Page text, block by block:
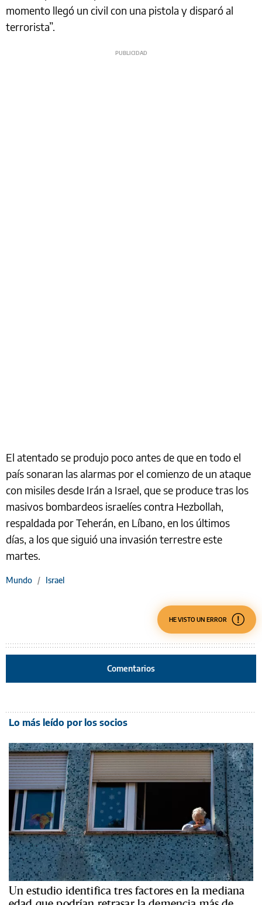
momento llegó un civil con una pistola y disparó al
terrorista”.
El atentado se produjo poco antes de que en todo el
país sonaran las alarmas por el comienzo de un ataque
con misiles desde Irán a Israel, que se produce tras los
masivos bombardeos israelíes contra Hezbollah,
respaldada por Teherán, en Líbano, en los últimos
días, a los que siguió una invasión terrestre este
martes.
Mundo / Israel
HE VISTO UN ERROR
Comentarios
Lo más leído por los socios
Un estudio identifica tres factores en la mediana